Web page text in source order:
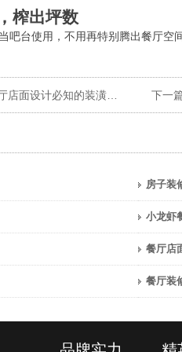
榨出坪数
吧台使用，不用再特别腾出餐厅空
必知的装潢原则与费用估算 下一
房子装
小龙虾
餐厅店
餐厅装